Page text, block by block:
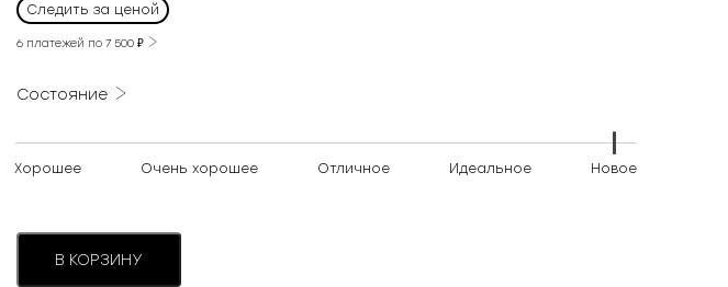
Следить за ценой
6 платежей по 7 500 ₽
Состояние
Хорошее Очень хорошее Отличное Идеальное Новое
В КОРЗИНУ